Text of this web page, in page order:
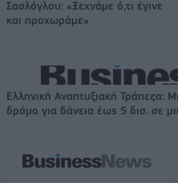
Σασλόγλου: «Ξεχνάμε ό,τι έγινε
και προχωράμε»
Ελληνική Αναπτυξιακή Τράπεζα:
δρόμο για δάνεια έως 5 δισ. σε